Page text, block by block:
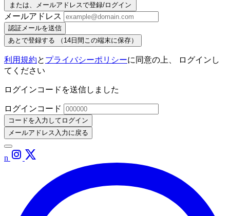
または、メールアドレスで登録/ログイン
メールアドレス
認証メールを送信
あとで登録する
（14日間この端末に保存）
利用規約と プライバシーポリシーに同意の上、 ログインし
てください
ログインコードを送信しました
ログインコード
コードを入力してログイン
メールアドレス入力に戻る
n